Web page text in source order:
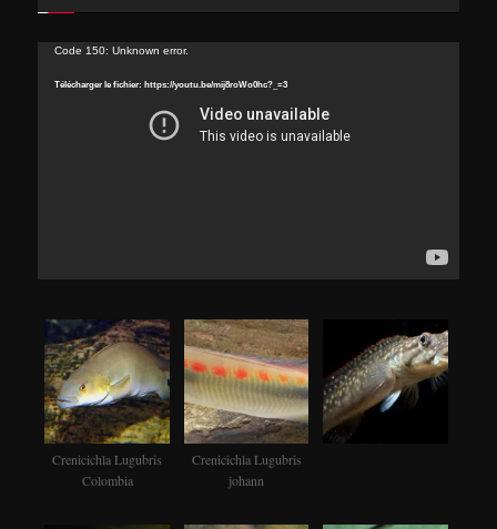
Lecteur
Code 150: Unknown error.
Télécharger le fichier: https://youtu.be/mij8roWo0hc?_=3
Crenicichla Lugubris
Colombia
Crenicichla Lugubris
johann